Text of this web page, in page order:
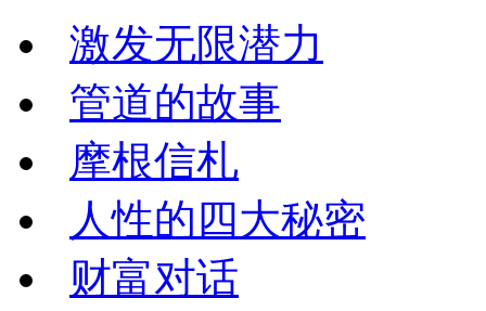
激发无限潜力
管道的故事
摩根信札
人性的四大秘密
财富对话